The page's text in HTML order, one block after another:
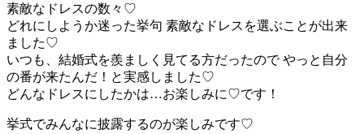
素敵なドレスの数々♡
どれにしようか迷った挙句 素敵なドレスを選ぶことが出来
ました♡
いつも、結婚式を羨ましく見てる方だったので やっと自分
の番が来たんだ！と実感しました♡
どんなドレスにしたかは…お楽しみに♡です！
挙式でみんなに披露するのが楽しみです♡